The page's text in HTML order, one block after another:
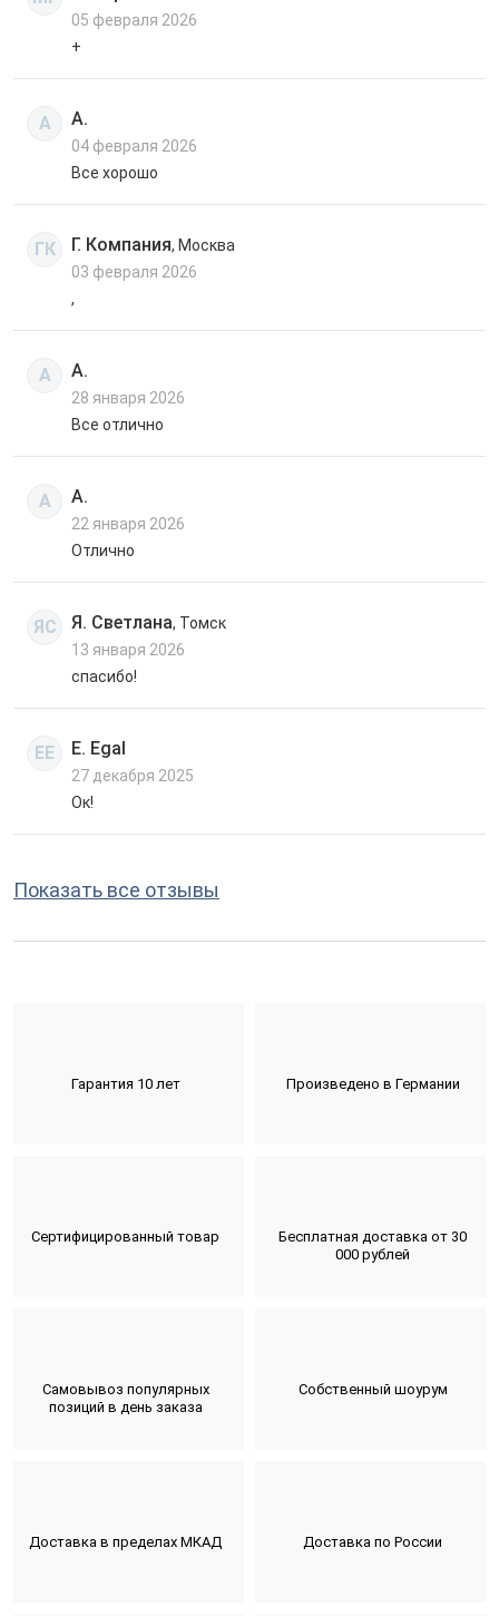
05 февраля 2026
+
А А.
04 февраля 2026
Все хорошо
ГК Г. Компания, Москва
03 февраля 2026
,
А А.
28 января 2026
Все отлично
А А.
22 января 2026
Отлично
ЯС Я. Светлана, Томск
13 января 2026
спасибо!
EE E. Egal
27 декабря 2025
Ок!
Показать все отзывы
Гарантия 10 лет Произведено в Германии
Сертифицированный товар
Бесплатная доставка от 30
000 рублей
Самовывоз популярных
позиций в день заказа
Собственный шоурум
Доставка в пределах МКАД Доставка по России